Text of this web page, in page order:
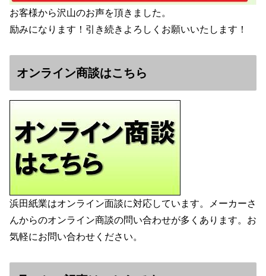
お客様から沢山のお声を頂きました。
励みになります！引き続きよろしくお願いいたします！
オンライン商談はこちら
浜田紙業はオンライン面談に対応しています。メーカーさ
んからのオンライン商談の問い合わせが多くあります。お
気軽にお問い合わせください。